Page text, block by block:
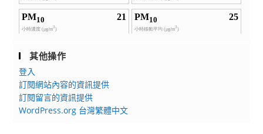
其他操作
登入
訂閱網站內容的資訊提供
訂閱留言的資訊提供
WordPress.org 台灣繁體中文